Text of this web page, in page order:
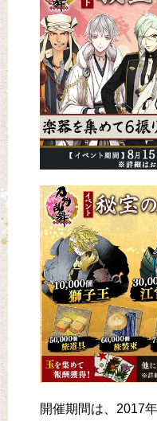
開催期間は、2017